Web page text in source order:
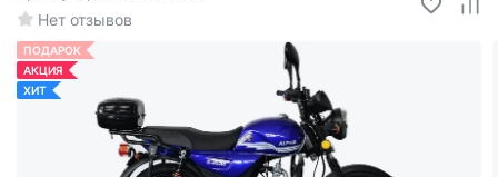
Нет отзывов
ПОДАРОК
АКЦИЯ
ХИТ